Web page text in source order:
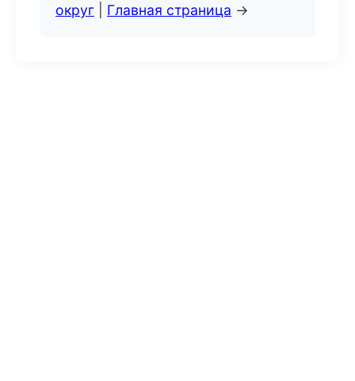
округ
Главная страница →